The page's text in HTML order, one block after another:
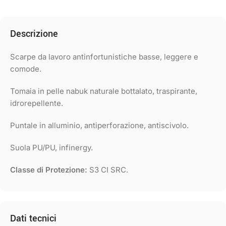
Descrizione
Scarpe da lavoro antinfortunistiche basse, leggere e
comode.
Tomaia in pelle nabuk naturale bottalato, traspirante,
idrorepellente.
Puntale in alluminio, antiperforazione, antiscivolo.
Suola PU/PU, infinergy.
Classe di Protezione: S3 CI SRC.
Dati tecnici